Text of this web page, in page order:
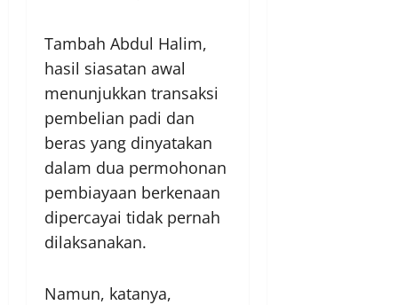
Tambah Abdul Halim,
hasil siasatan awal
menunjukkan transaksi
pembelian padi dan
beras yang dinyatakan
dalam dua permohonan
pembiayaan berkenaan
dipercayai tidak pernah
dilaksanakan.
Namun, katanya,